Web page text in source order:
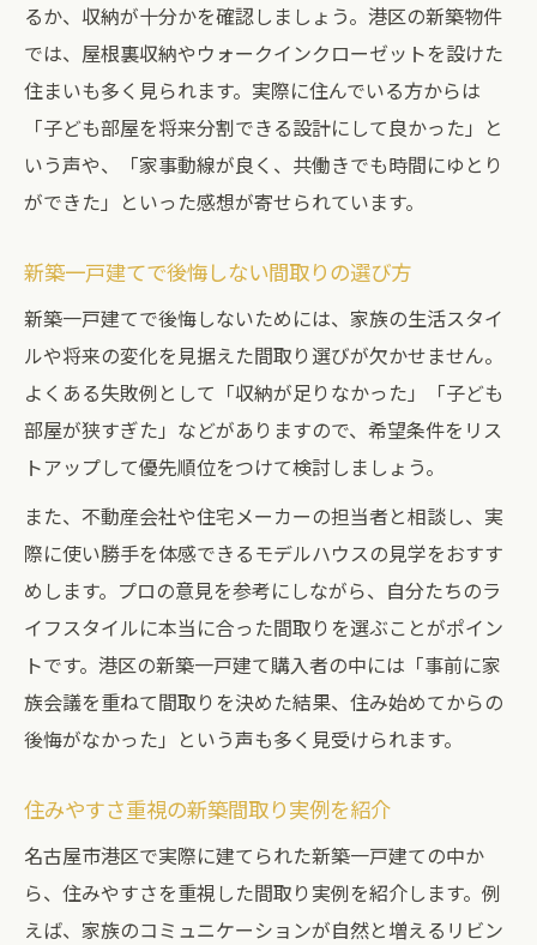
るか、収納が十分かを確認しましょう。港区の新築物件
では、屋根裏収納やウォークインクローゼットを設けた
住まいも多く見られます。実際に住んでいる方からは
「子ども部屋を将来分割できる設計にして良かった」と
いう声や、「家事動線が良く、共働きでも時間にゆとり
ができた」といった感想が寄せられています。
新築一戸建てで後悔しない間取りの選び方
新築一戸建てで後悔しないためには、家族の生活スタイ
ルや将来の変化を見据えた間取り選びが欠かせません。
よくある失敗例として「収納が足りなかった」「子ども
部屋が狭すぎた」などがありますので、希望条件をリス
トアップして優先順位をつけて検討しましょう。
また、不動産会社や住宅メーカーの担当者と相談し、実
際に使い勝手を体感できるモデルハウスの見学をおすす
めします。プロの意見を参考にしながら、自分たちのラ
イフスタイルに本当に合った間取りを選ぶことがポイン
トです。港区の新築一戸建て購入者の中には「事前に家
族会議を重ねて間取りを決めた結果、住み始めてからの
後悔がなかった」という声も多く見受けられます。
住みやすさ重視の新築間取り実例を紹介
名古屋市港区で実際に建てられた新築一戸建ての中か
ら、住みやすさを重視した間取り実例を紹介します。例
えば、家族のコミュニケーションが自然と増えるリビン